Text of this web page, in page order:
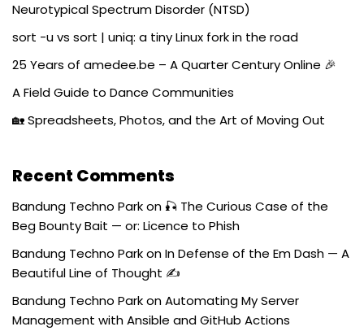
Neurotypical Spectrum Disorder (NTSD)
sort -u vs sort | uniq: a tiny Linux fork in the road
25 Years of amedee.be – A Quarter Century Online 🎉
A Field Guide to Dance Communities
🏡 Spreadsheets, Photos, and the Art of Moving Out
Recent Comments
Bandung Techno Parkon 🎣 The Curious Case of the
Beg Bounty Bait — or: Licence to Phish
Bandung Techno ParkonIn Defense of the Em Dash — A
Beautiful Line of Thought ✍️
Bandung Techno ParkonAutomating My Server
Management with Ansible and GitHub Actions